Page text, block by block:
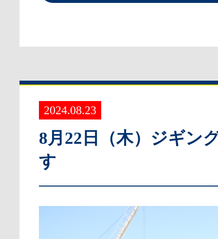
2024.08.23
8月22日（木）ジギン
す